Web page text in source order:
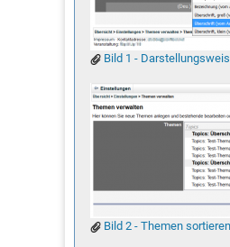
Bild 1 -
Bild 2 - Themen